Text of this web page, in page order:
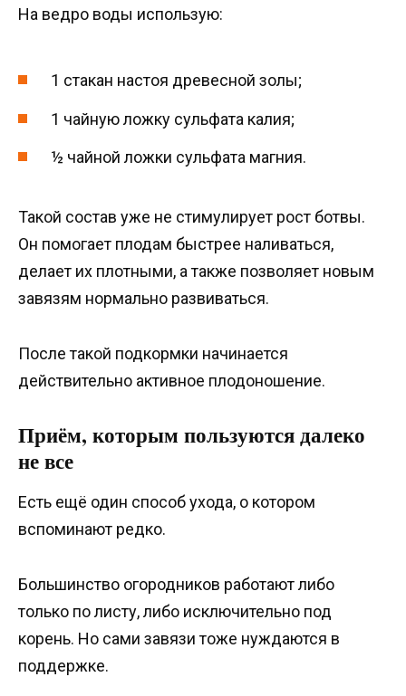
На ведро воды использую:
1 стакан настоя древесной золы;
1 чайную ложку сульфата калия;
½ чайной ложки сульфата магния.
Такой состав уже не стимулирует рост ботвы.
Он помогает плодам быстрее наливаться,
делает их плотными, а также позволяет новым
завязям нормально развиваться.
После такой подкормки начинается
действительно активное плодоношение.
Приём, которым пользуются далеко
не все
Есть ещё один способ ухода, о котором
вспоминают редко.
Большинство огородников работают либо
только по листу, либо исключительно под
корень. Но сами завязи тоже нуждаются в
поддержке.